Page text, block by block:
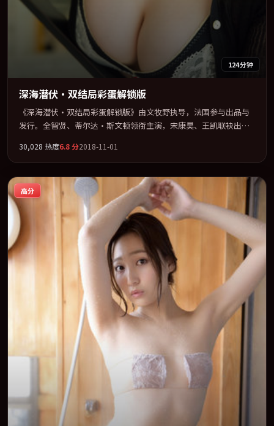
124分钟
深海潜伏·双结局彩蛋解锁版
《深海潜伏·双结局彩蛋解锁版》由文牧野执导，法国参与出品与
发行。全智贤、蒂尔达·斯文顿领衔主演，宋康昊、王凯联袂出
型为骨架，在叙事、表演与视听上力求统一。定于 2018-01-23 在内
地院线及主流平台同步亮相，2018 年度话题片中口碑稳健，适合喜
欢强情节与人物弧光的观众完整观看。
30,028 热度6.8分2018-11-01
高分